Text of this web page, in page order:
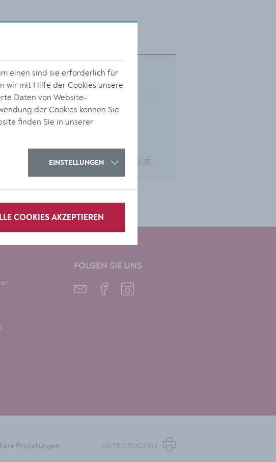
Kontakt
Körnermarkt 14
3500 Krems
buecherei@krems.gv.at
FOLGEN SIE UNS
Einstellungen SEITE DRUCKEN
einen sind sie erforderlich für
wir mit Hilfe der Cookies unsere
Daten von Website-
der Cookies können Sie
finden Sie in unserer
EINSTELLUNGEN
COOKIES AKZEPTIEREN